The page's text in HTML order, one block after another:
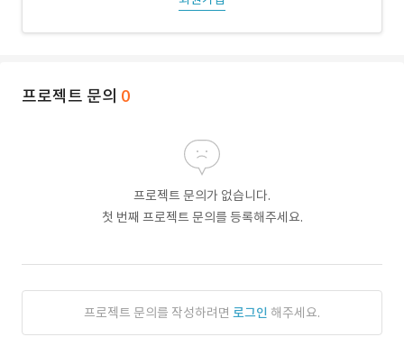
프로젝트 문의 0
프로젝트 문의가 없습니다.
첫 번째 프로젝트 문의를 등록해주세요.
프로젝트 문의를 작성하려면 로그인 해주세요.